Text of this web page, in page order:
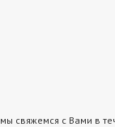
свяжемся с Вами в